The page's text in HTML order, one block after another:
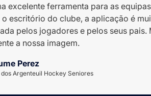
excelente ferramenta para as
o escritório do clube, a aplicação é
pelos jogadores e pelos seus pais.
a nossa imagem.
Perez
Argenteuil Hockey Seniores